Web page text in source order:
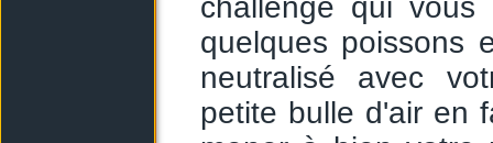
challenge qui
quelques poissons
neutralisé avec
petite bulle d'air en